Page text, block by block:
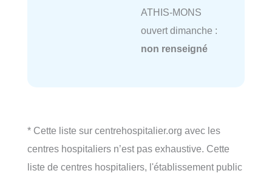
ATHIS-MONS
ouvert dimanche :
non renseigné
* Cette liste sur centrehospitalier.org avec les
centres hospitaliers n’est pas exhaustive. Cette
liste de centres hospitaliers, l'établissement public